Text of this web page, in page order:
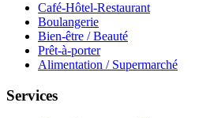
Café-Hôtel-Restaurant
Boulangerie
Bien-être / Beauté
Prêt-à-porter
Alimentation / Supermarché
Services